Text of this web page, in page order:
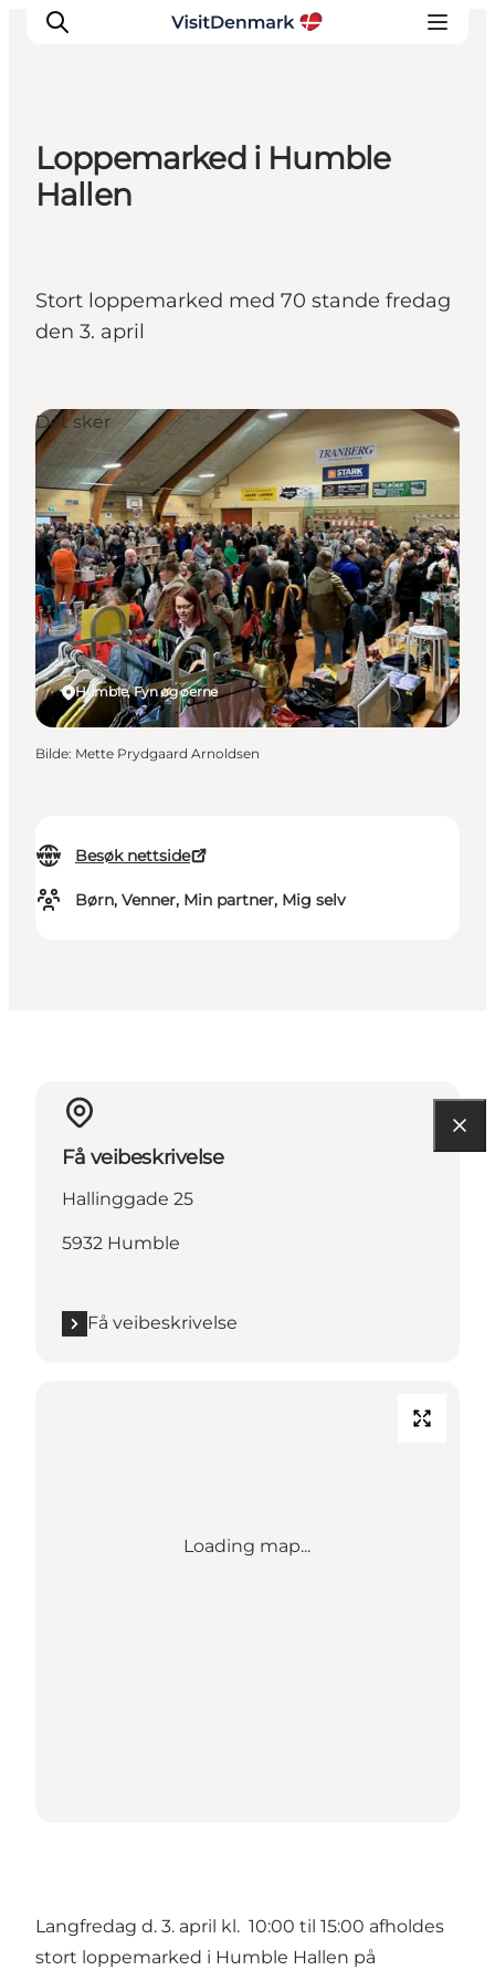
Inspirasjon
Planlegg reisen
Loppemarked i Humble
Hallen
Stort loppemarked med 70 stande fredag
den 3. april
Besøk nettside
Børn, Venner, Min partner, Mig selv
Humble, Fyn og øerne
Det sker
Bilde: Mette Prydgaard Arnoldsen
Få veibeskrivelse
Hallinggade 25
5932 Humble
Få veibeskrivelse
Loading map...
Langfredag d. 3. april kl. 10:00 til 15:00 afholdes
stort loppemarked i Humble Hallen på